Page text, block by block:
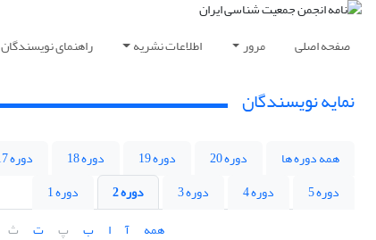
صفحه اصلی مرور اطلاعات نشریه راهنمای نویسندگان
نمایه نویسندگان
همه دوره ها دوره 20 دوره 19 دوره 18 دوره 17
دوره 5
دوره 4 دوره 3 دوره 2
دوره 1
همه
آ ا ب پ ت ث